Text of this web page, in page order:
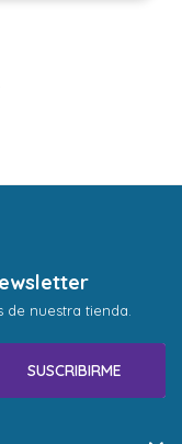
nuestra tienda.
SUSCRIBIRME